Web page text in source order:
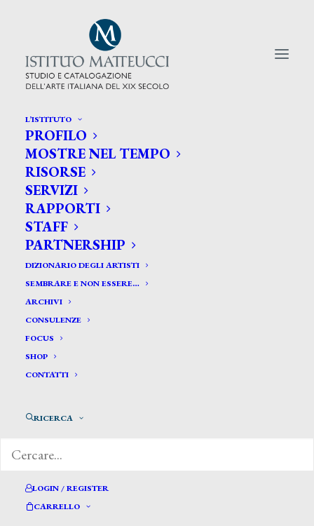
L’ISTITUTO
PROFILO
MOSTRE NEL TEMPO
RISORSE
SERVIZI
RAPPORTI
STAFF
PARTNERSHIP
DIZIONARIO DEGLI ARTISTI
SEMBRARE E NON ESSERE…
ARCHIVI
CONSULENZE
FOCUS
SHOP
CONTATTI
RICERCA
LOGIN / REGISTER
CARRELLO
CERCA TRA GLI ARTISTI:
Search
for:
Rossi Pietro*
ROSSI PIETRO
Compì i primi studi alla Scuola di Belle Arti di
di Parma con D. Pellizzi e quindi a Roma, dove